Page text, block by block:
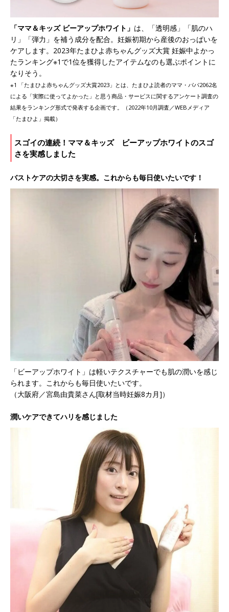
「ママ＆キッズ ビーアップホワイト」 は、「透明感」「肌のハ
リ」「弾力」を補う成分を配合。妊娠初期から産後のおっぱいを
ケアします。2023年たまひよ赤ちゃんグッズ大賞 妊娠中よかっ
たランキング※1で1位を獲得したアイテムなのも選ぶポイントに
なりそう。
※1 「たまひよ赤ちゃんグッズ大賞2023」とは、たまひよ読者のママ・パパ2062名
による「実際に使ってよかった」と思う商品・サービスに関するアンケート調査の
結果をランキング形式で発表する企画です。（2022年10月調査／WEBメディア
「たまひよ」掲載）
スゴイの連続！ママ＆キッズ ビーアップホワイトのスゴ
さを実感しました
バストケアの大切さを実感。これからも毎日使いたいです！
「ビーアップホワイト」は軽いテクスチャーでも肌の潤いを感じ
られます。これからも毎日使いたいです。
（大阪府／宮島由貴菜さん[取材当時妊娠8カ月]）
潤いケアできてハリを感じました